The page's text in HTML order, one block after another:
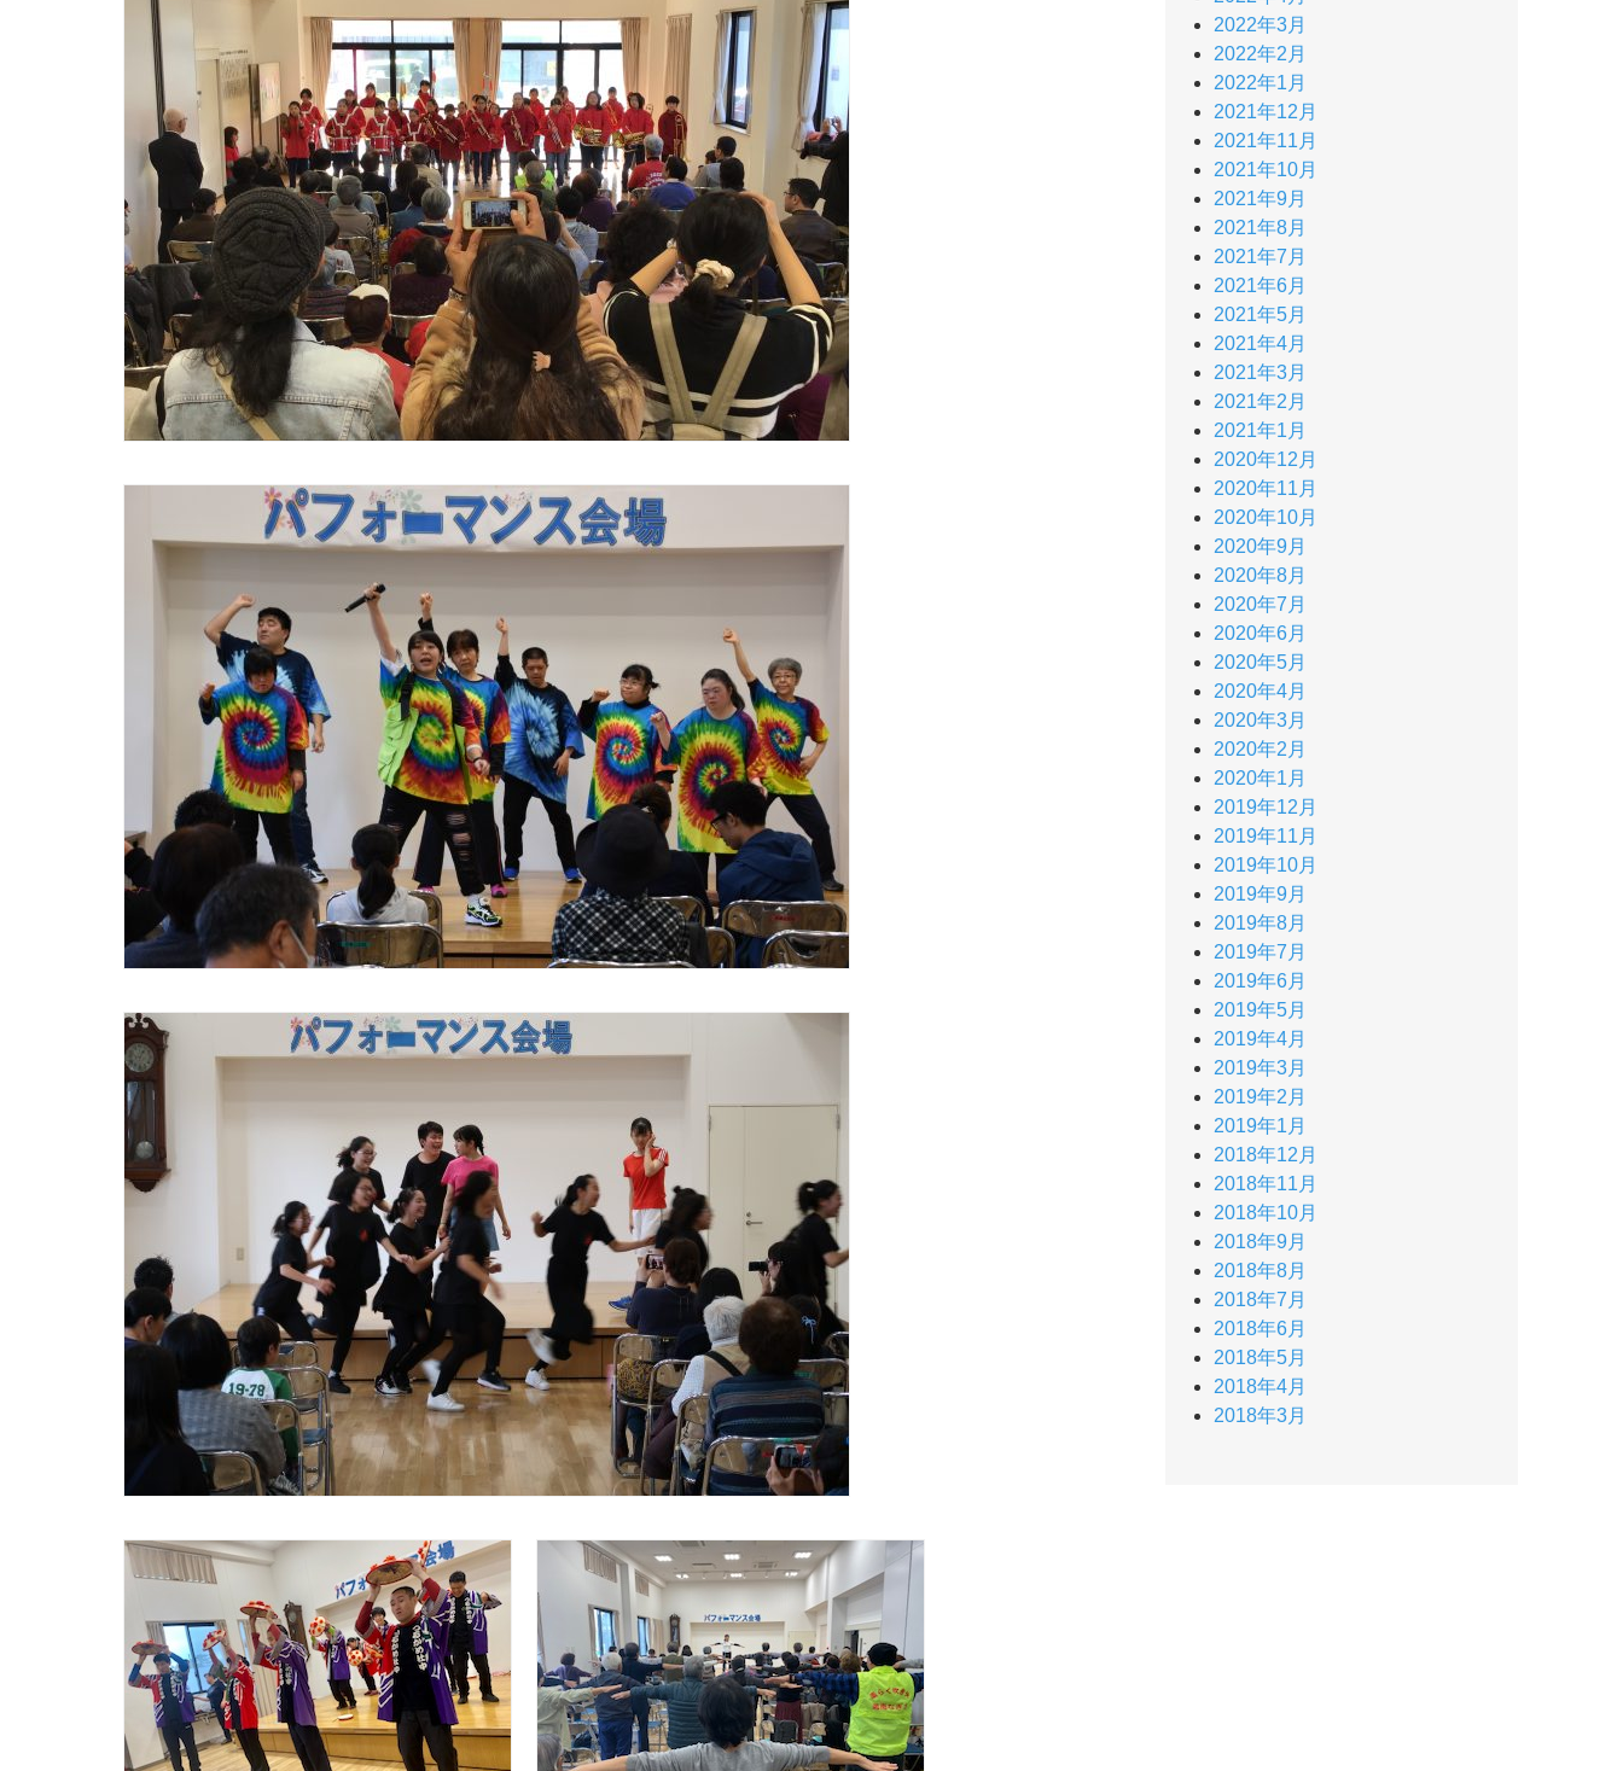
2022年3月
2022年2月
2022年1月
2021年12月
2021年11月
2021年10月
2021年9月
2021年8月
2021年7月
2021年6月
2021年5月
2021年4月
2021年3月
2021年2月
2021年1月
2020年12月
2020年11月
2020年10月
2020年9月
2020年8月
2020年7月
2020年6月
2020年5月
2020年4月
2020年3月
2020年2月
2020年1月
2019年12月
2019年11月
2019年10月
2019年9月
2019年8月
2019年7月
2019年6月
2019年5月
2019年4月
2019年3月
2019年2月
2019年1月
2018年12月
2018年11月
2018年10月
2018年9月
2018年8月
2018年7月
2018年6月
2018年5月
2018年4月
2018年3月